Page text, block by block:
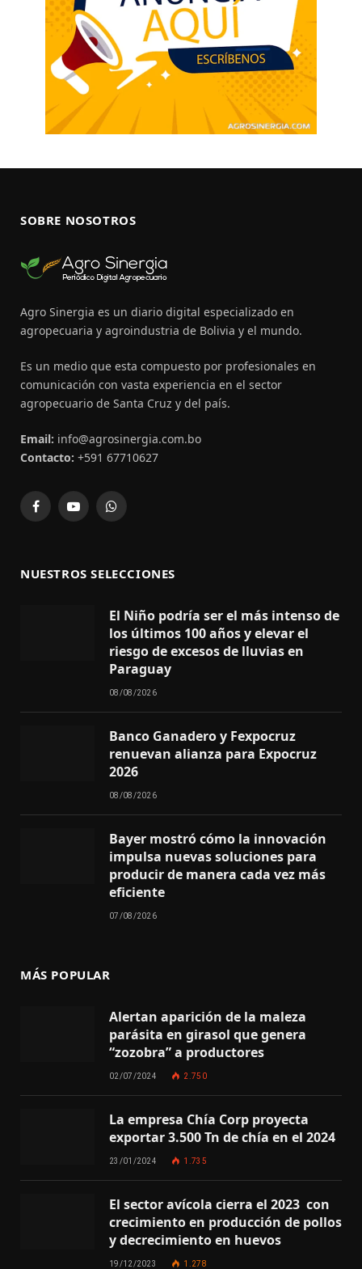
SOBRE NOSOTROS
Agro Sinergia es un diario digital especializado en
agropecuaria y agroindustria de Bolivia y el mundo.
Es un medio que esta compuesto por profesionales en
comunicación con vasta experiencia en el sector
agropecuario de Santa Cruz y del país.
Email: info@agrosinergia.com.bo
Contacto: +591 67710627
FacebookYouTubeWhatsApp
NUESTROS SELECCIONES
El Niño podría ser el más intenso de
los últimos 100 años y elevar el
riesgo de excesos de lluvias en
Paraguay
08/08/2026
Banco Ganadero y Fexpocruz
renuevan alianza para Expocruz
2026
08/08/2026
Bayer mostró cómo la innovación
impulsa nuevas soluciones para
producir de manera cada vez más
eficiente
07/08/2026
MÁS POPULAR
Alertan aparición de la maleza
parásita en girasol que genera
“zozobra” a productores
02/07/2024 2.750
La empresa Chía Corp proyecta
exportar 3.500 Tn de chía en el 2024
23/01/2024 1.735
El sector avícola cierra el 2023 con
crecimiento en producción de pollos
y decrecimiento en huevos
19/12/2023 1.278